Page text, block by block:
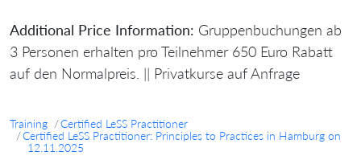
Additional Price Information: Gruppenbuchungen ab
3 Personen erhalten pro Teilnehmer 650 Euro Rabatt
auf den Normalpreis. || Privatkurse auf Anfrage
Training
Certified LeSS Practitioner
Certified LeSS Practitioner: Principles to Practices in Hamburg on
12.11.2025